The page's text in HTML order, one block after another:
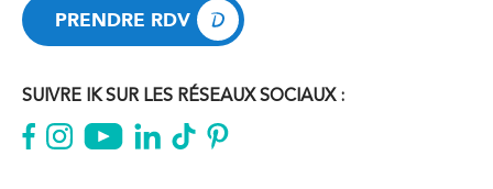
PRENDRE RDV
SUIVRE IK SUR LES RÉSEAUX SOCIAUX :
Koss Paris 8 – Haussmann
74 Bd Haussmann 75008 Paris